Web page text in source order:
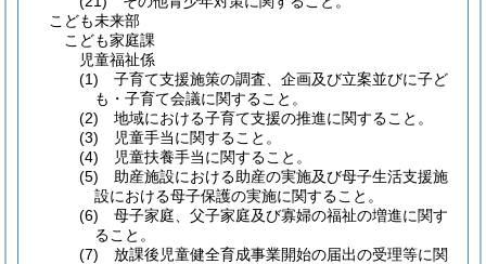
こども未来部
こども家庭課
児童福祉係
(1) 子育て支援施策の調査、企画及び立案並びに子ど
も・子育て会議に関すること。
(2) 地域における子育て支援の推進に関すること。
(3) 児童手当に関すること。
(4) 児童扶養手当に関すること。
(5) 助産施設における助産の実施及び母子生活支援施
設における母子保護の実施に関すること。
(6) 母子家庭、父子家庭及び寡婦の福祉の増進に関す
ること。
(7) 放課後児童健全育成事業開始の届出の受理等に関